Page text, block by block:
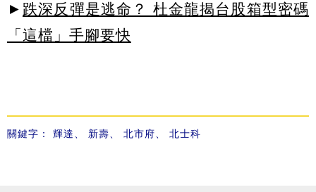
► 跌深反彈是逃命？ 杜金龍揭台股箱型密碼
「這檔」手腳要快
關鍵字： 輝達、 新壽、 北市府、 北士科